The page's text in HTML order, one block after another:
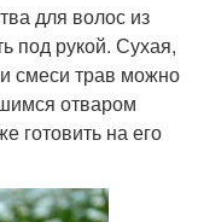
для волос из
под рукой. Сухая,
смеси трав можно
отваром
готовить на его